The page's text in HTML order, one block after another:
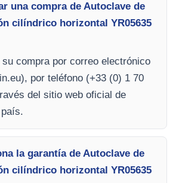
una compra de Autoclave de
cilíndrico horizontal YR05635
compra por correo electrónico
), por teléfono (+33 (0) 1 70
del sitio web oficial de
la garantía de Autoclave de
cilíndrico horizontal YR05635